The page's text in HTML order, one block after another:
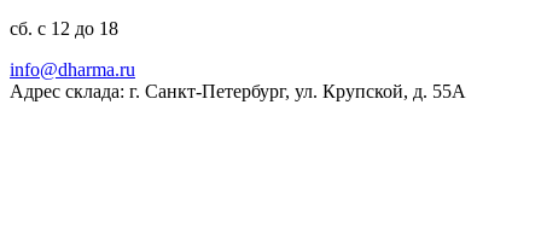
сб. с 12 до 18
ur.amrahd@ofni
Адрес склада: г. Санкт-Петербург, ул. Крупской, д. 55А